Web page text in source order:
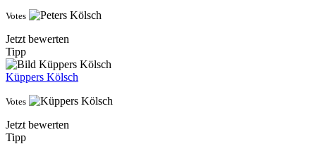
Votes
Jetzt bewerten
Tipp
Küppers Kölsch
Votes
Jetzt bewerten
Tipp